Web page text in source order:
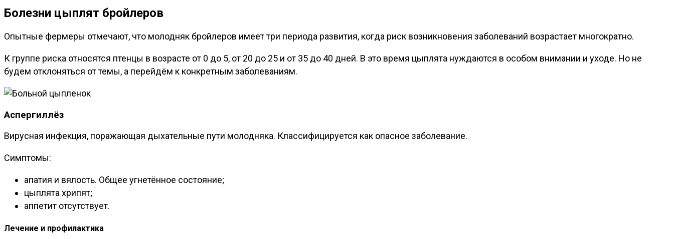
Болезни цыплят бройлеров
Опытные фермеры отмечают, что молодняк бройлеров имеет три периода развития, когда риск возникновения заболеваний возрастает многократно.
К группе риска относятся птенцы в возрасте от 0 до 5, от 20 до 25 и от 35 до 40 дней. В это время цыплята нуждаются в особом внимании и уходе. Но не
будем отклоняться от темы, а перейдём к конкретным заболеваниям.
Аспергиллёз
Вирусная инфекция, поражающая дыхательные пути молодняка. Классифицируется как опасное заболевание.
Симптомы:
апатия и вялость. Общее угнетённое состояние;
цыплята хрипят;
аппетит отсутствует.
Лечение и профилактика